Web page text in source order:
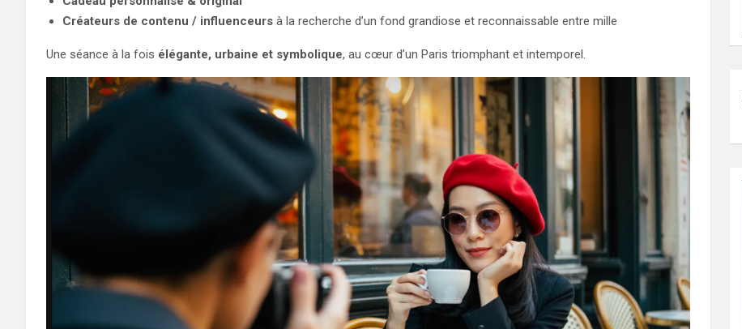
Créateurs de contenu / influenceurs à la recherche d’un fond grandiose et reconnaissable entre mille
Une séance à la fois élégante, urbaine et symbolique, au cœur d’un Paris triomphant et intemporel.